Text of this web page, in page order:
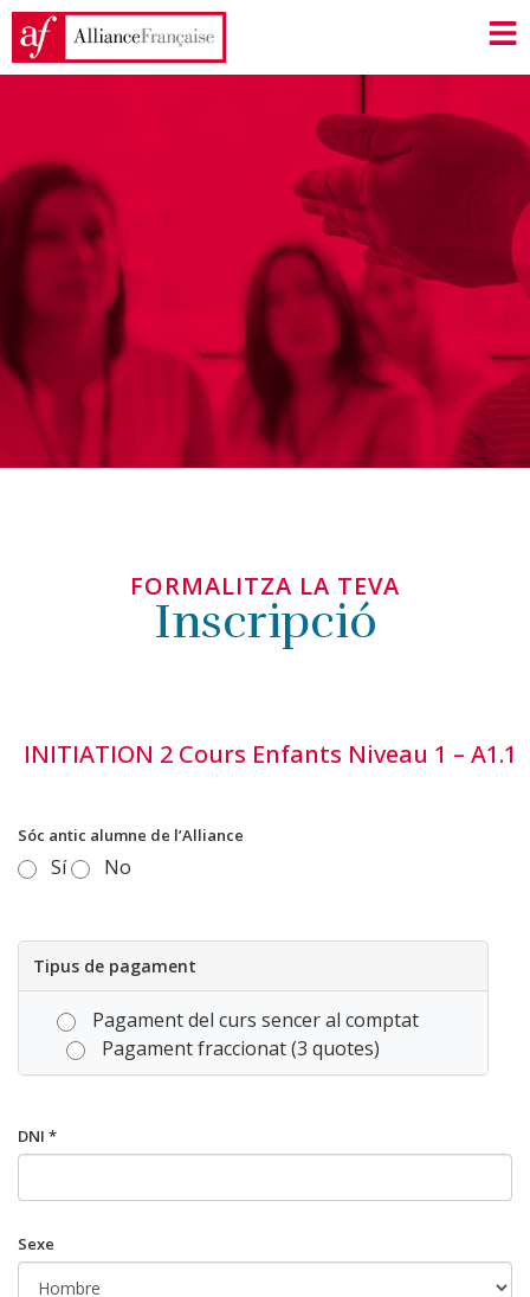
FORMALITZA LA TEVA
Inscripció
INITIATION 2 Cours Enfants Niveau 1 – A1.1
Sóc antic alumne de l’Alliance
Sí No
Tipus de pagament
Pagament del curs sencer al comptat
Pagament fraccionat (3 quotes)
DNI *
Sexe